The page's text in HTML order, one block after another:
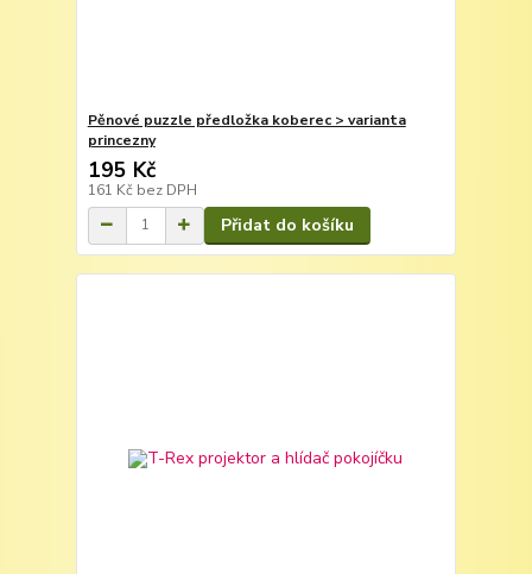
Pěnové puzzle předložka koberec > varianta
princezny
195 Kč
161 Kč bez DPH
Přidat do košíku